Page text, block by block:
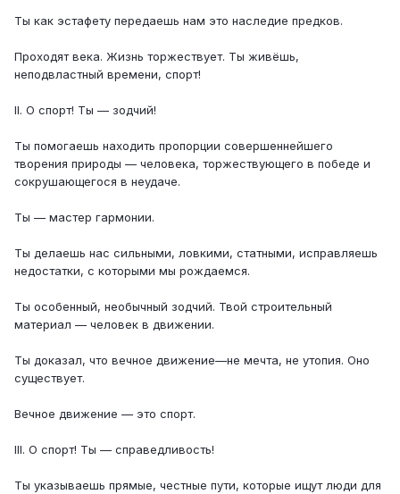
Ты как эстафету передаешь нам это наследие предков.
Проходят века. Жизнь торжествует. Ты живёшь,
неподвластный времени, спорт!
II. О спорт! Ты — зодчий!
Ты помогаешь находить пропорции совершеннейшего
творения природы — человека, торжествующего в победе и
сокрушающегося в неудаче.
Ты — мастер гармонии.
Ты делаешь нас сильными, ловкими, статными, исправляешь
недостатки, с которыми мы рождаемся.
Ты особенный, необычный зодчий. Твой строительный
материал — человек в движении.
Ты доказал, что вечное движение—не мечта, не утопия. Оно
существует.
Вечное движение — это спорт.
III. О спорт! Ты — справедливость!
Ты указываешь прямые, честные пути, которые ищут люди для